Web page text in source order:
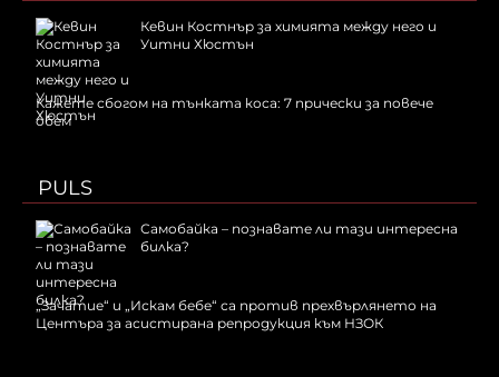
Кевин Костнър за химията между него и
Уитни Хюстън
Кажете сбогом на тънката коса: 7 прически за повече
обем
PULS
Самобайка – познавате ли тази интересна
билка?
„Зачатие“ и „Искам бебе“ са против прехвърлянето на
Центъра за асистирана репродукция към НЗОК